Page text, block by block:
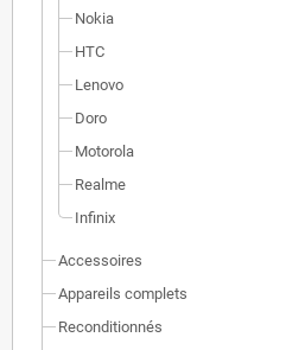
Nokia
HTC
Lenovo
Doro
Motorola
Realme
Infinix
Accessoires
Appareils complets
Reconditionnés